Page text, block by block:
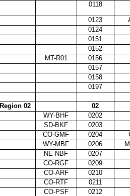
0118
0123
0124
0151
0152
MT-R01
0156
0157
0158
0197
Region 02
02
WY-BHF
0202
SD-BKF
0203
CO-GMF
0204
WY-MBF
0206
NE-NBF
0207
CO-RGF
0209
CO-ARF
0210
CO-RTF
0211
CO-PSF
0212